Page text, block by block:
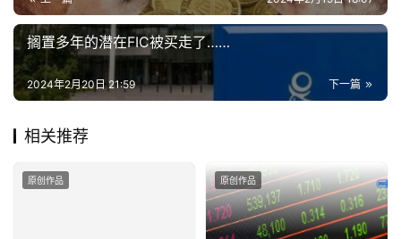
上市1年内，就有244位患者
FDA专家咨询委员会？
2022年6月20日
想要加速审批上市的药物退
原创作品 原创作品